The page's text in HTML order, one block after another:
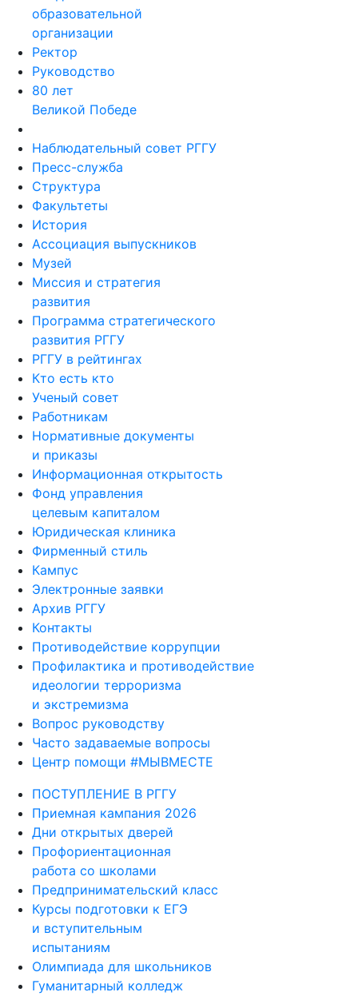
образовательной
организации
Ректор
Руководство
80 лет
Великой Победе
Наблюдательный совет РГГУ
Пресс-служба
Структура
Факультеты
История
Ассоциация выпускников
Музей
Миссия и стратегия
развития
Программа стратегического
развития РГГУ
РГГУ в рейтингах
Кто есть кто
Ученый совет
Работникам
Нормативные документы
и приказы
Информационная открытость
Фонд управления
целевым капиталом
Юридическая клиника
Фирменный стиль
Кампус
Электронные заявки
Архив РГГУ
Контакты
Противодействие коррупции
Профилактика и противодействие
идеологии терроризма
и экстремизма
Вопрос руководству
Часто задаваемые вопросы
Центр помощи #МЫВМЕСТЕ
ПОСТУПЛЕНИЕ В РГГУ
Приемная кампания 2026
Дни открытых дверей
Профориентационная
работа со школами
Предпринимательский класс
Курсы подготовки к ЕГЭ
и вступительным
испытаниям
Олимпиада для школьников
Гуманитарный колледж